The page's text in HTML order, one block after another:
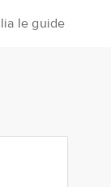
le guide